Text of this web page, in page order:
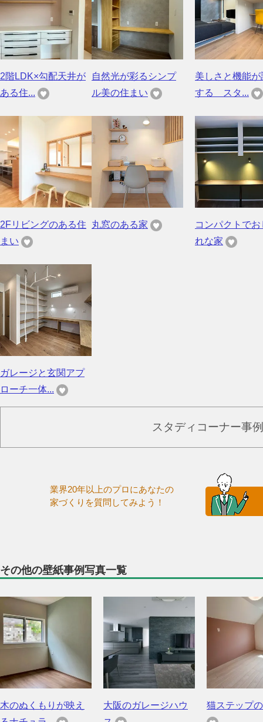
2階LDK×勾配天井が
ある住...
自然光が彩るシンプ
ル美の住まい
美しさと機能が
する スタ...
2Fリビングのある住
まい
丸窓のある家
コンパクトでお
れな家
ガレージと玄関アプ
ローチ一体...
スタディコーナー事
業界20年以上のプロにあなたの
家づくりを質問してみよう！
その他の壁紙事例写真一覧
木のぬくもりが映え
大阪のガレージハウ
猫ステップ